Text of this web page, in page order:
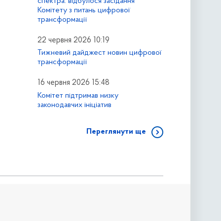
Комітету з питань цифрової
трансформації
22 червня 2026 10:19
Тижневий дайджест новин цифрової
трансформації
16 червня 2026 15:48
Комітет підтримав низку
законодавчих ініціатив
Переглянути ще